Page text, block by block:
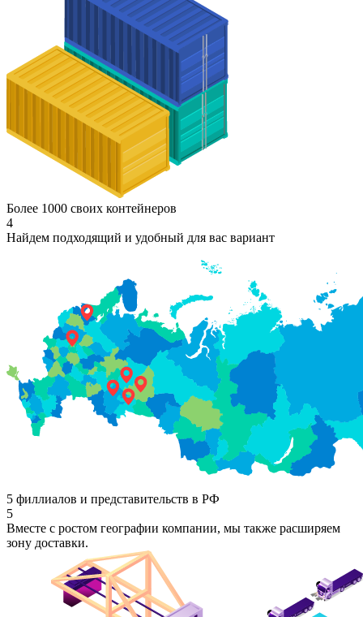
Более 1000 своих контейнеров
4
Найдем подходящий и удобный для вас вариант
5 филлиалов и представительств в РФ
5
Вместе с ростом географии компании, мы также расширяем
зону доставки.